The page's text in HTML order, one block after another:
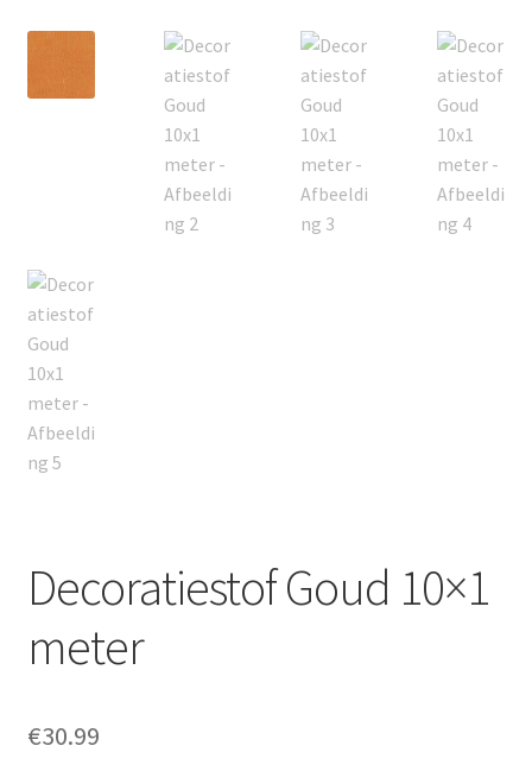
Offerte aanvraag
Privacybeleid
Decoratiestof Goud 10×1
meter
€30.99